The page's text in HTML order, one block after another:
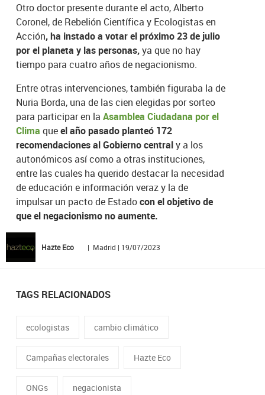
Otro doctor presente durante el acto, Alberto
Coronel, de Rebelión Científica y Ecologistas en
Acción, ha instado a votar el próximo 23 de julio
por el planeta y las personas,ya que no hay
tiempo para cuatro años de negacionismo.
Entre otras intervenciones, también figuraba la de
Nuria Borda, una de las cien elegidas por sorteo
para participar en laAsamblea Ciudadana por el
Clima queel año pasado planteó 172
recomendaciones al Gobierno centraly a los
autonómicos así como a otras instituciones,
entre las cuales ha querido destacar la necesidad
de educación e información veraz y la de
impulsar un pacto de Estadocon el objetivo de
que el negacionismo no aumente.
Hazte Eco | Madrid | 19/07/2023
TAGS RELACIONADOS
ecologistas cambio climático
Campañas electorales Hazte Eco
ONGs negacionista